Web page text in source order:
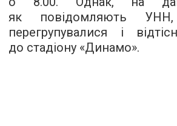
як повідомляють УНН,
перегрупувалися і
до стадіону «Динамо».